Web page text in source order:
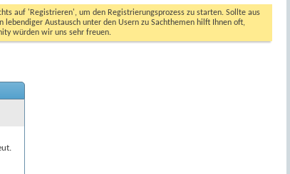
auf 'Registrieren', um den Registrierungsprozess zu starten. Sollte aus
Austausch unter den Usern zu Sachthemen hilft Ihnen oft,
würden wir uns sehr freuen.